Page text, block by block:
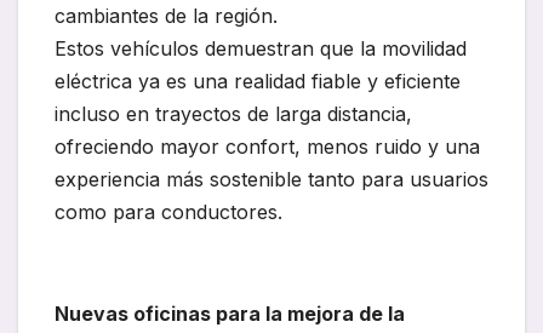
cambiantes de la región.
Estos vehículos demuestran que la movilidad
eléctrica ya es una realidad fiable y eficiente
incluso en trayectos de larga distancia,
ofreciendo mayor confort, menos ruido y una
experiencia más sostenible tanto para usuarios
como para conductores.
Nuevas oficinas para la mejora de la